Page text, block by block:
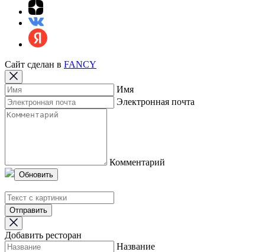
Сайт сделан в FANCY
Имя
Электронная почта
Комментарий
Обновить
Отправить
Добавить ресторан
Название